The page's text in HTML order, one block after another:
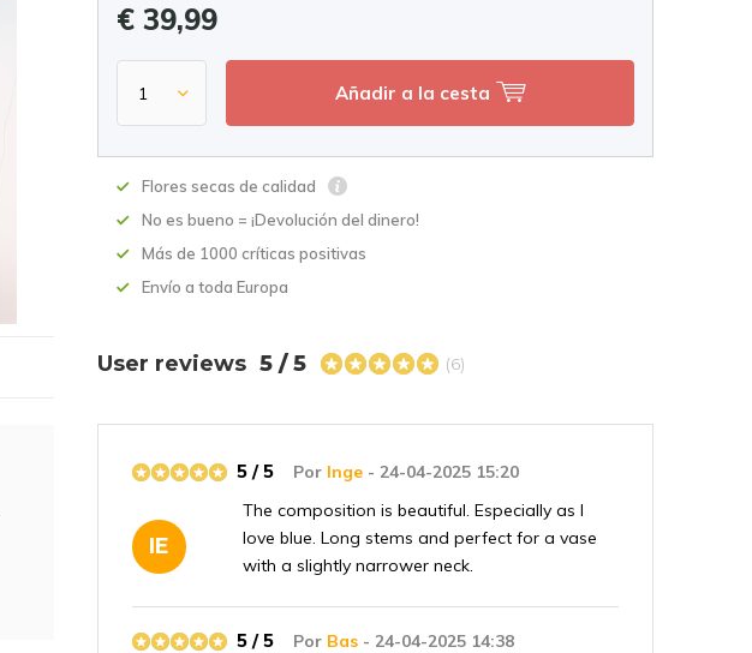
€ 39,99
Añadir a la cesta
Flores secas de calidad
No es bueno = ¡Devolución del dinero!
Más de 1000 críticas positivas
Envío a toda Europa
User reviews 5 / 5 (6)
IE
Por Inge - 24-04-2025 15:20
5 / 5
The composition is beautiful. Especially as I
love blue. Long stems and perfect for a vase
with a slightly narrower neck.
Por Bas - 24-04-2025 14:38
5 / 5